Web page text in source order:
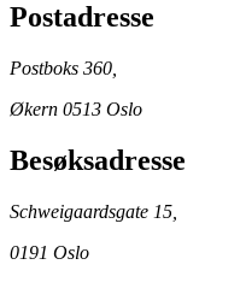
Postadresse
Postboks 360,
Økern 0513 Oslo
Besøksadresse
Schweigaardsgate 15,
0191 Oslo